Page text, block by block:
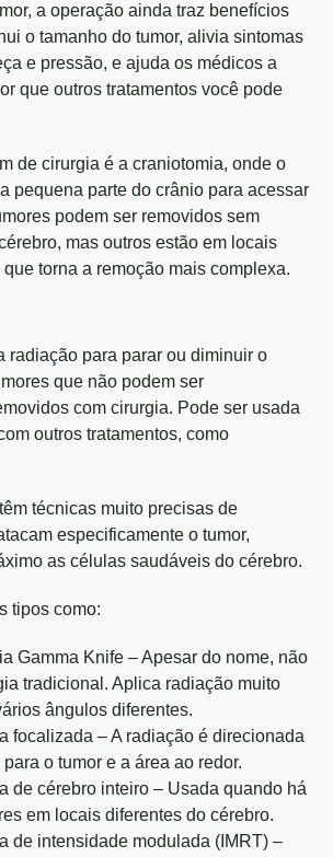
a operação ainda traz benefícios
o tamanho do tumor, alivia sintomas
e pressão, e ajuda os médicos a
que outros tratamentos você pode
de cirurgia é a craniotomia, onde o
pequena parte do crânio para acessar
podem ser removidos sem
mas outros estão em locais
torna a remoção mais complexa.
radiação para parar ou diminuir o
que não podem ser
com cirurgia. Pode ser usada
outros tratamentos, como
técnicas muito precisas de
especificamente o tumor,
as células saudáveis do cérebro.
tipos como:
Gamma Knife – Apesar do nome, não
tradicional. Aplica radiação muito
ângulos diferentes.
focalizada – A radiação é direcionada
o tumor e a área ao redor.
de cérebro inteiro – Usada quando há
em locais diferentes do cérebro.
de intensidade modulada (IMRT) –